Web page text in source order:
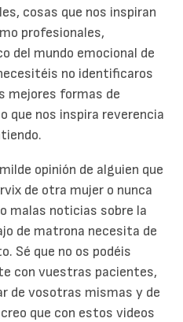
cosas que nos inspiran
profesionales,
del mundo emocional de
no identificaros
mejores formas de
que nos inspira reverencia
opinión de alguien que
de otra mujer o nunca
malas noticias sobre la
de matrona necesita de
Sé que no os podéis
con vuestras pacientes,
de vosotras mismas y de
que con estos videos